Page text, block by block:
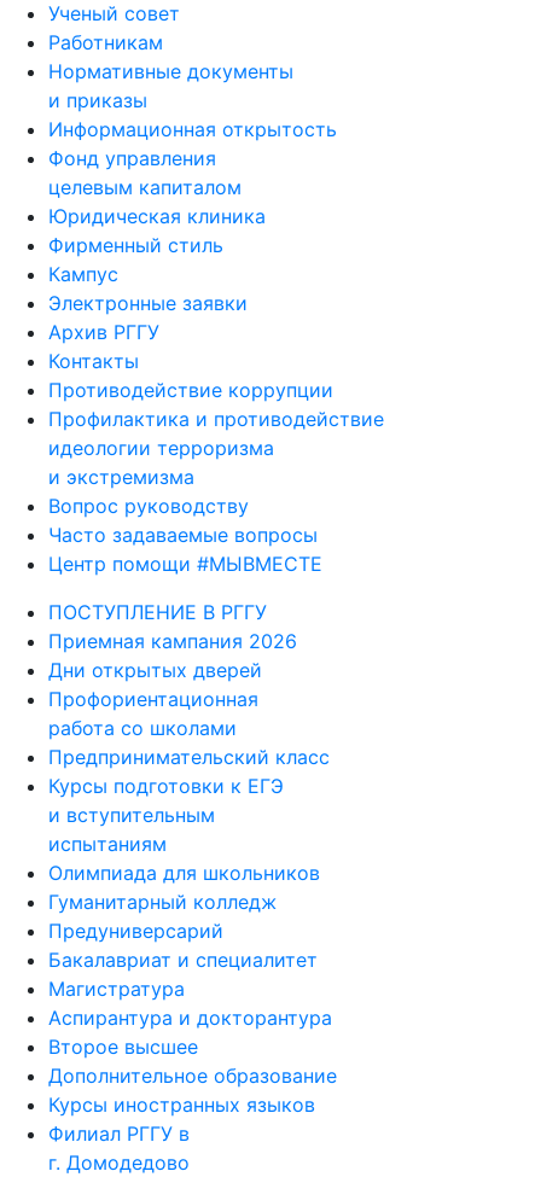
Ученый совет
Работникам
Нормативные документы
и приказы
Информационная открытость
Фонд управления
целевым капиталом
Юридическая клиника
Фирменный стиль
Кампус
Электронные заявки
Архив РГГУ
Контакты
Противодействие коррупции
Профилактика и противодействие
идеологии терроризма
и экстремизма
Вопрос руководству
Часто задаваемые вопросы
Центр помощи #МЫВМЕСТЕ
ПОСТУПЛЕНИЕ В РГГУ
Приемная кампания 2026
Дни открытых дверей
Профориентационная
работа со школами
Предпринимательский класс
Курсы подготовки к ЕГЭ
и вступительным
испытаниям
Олимпиада для школьников
Гуманитарный колледж
Предуниверсарий
Бакалавриат и специалитет
Магистратура
Аспирантура и докторантура
Второе высшее
Дополнительное образование
Курсы иностранных языков
Филиал РГГУ в
г. Домодедово